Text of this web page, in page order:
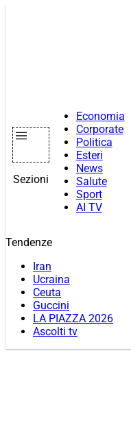
Sezioni
Economia
Corporate
Politica
Esteri
News
Salute
Sport
AI TV
Tendenze
Iran
Ucraina
Ceuta
Guccini
LA PIAZZA 2026
Ascolti tv